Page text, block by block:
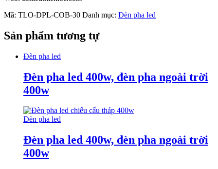
Mã: TLO-DPL-COB-30 Danh mục: Đèn pha led
Sản phẩm tương tự
Đèn pha led
Đèn pha led 400w, đèn pha ngoài trời
400w
Đèn pha led
Đèn pha led 400w, đèn pha ngoài trời
400w